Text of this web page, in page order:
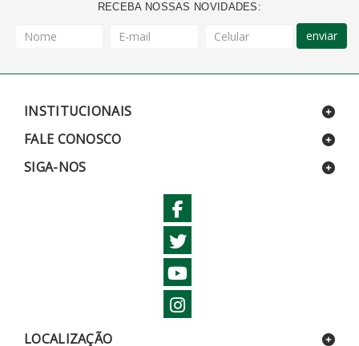
RECEBA NOSSAS NOVIDADES:
enviar
INSTITUCIONAIS
FALE CONOSCO
SIGA-NOS
LOCALIZAÇÃO